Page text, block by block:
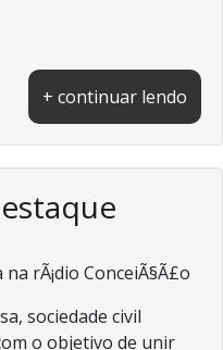
+ continuar lendo
rÃ¡dio ConceiÃ§Ã£o
sociedade civil
o objetivo de unir